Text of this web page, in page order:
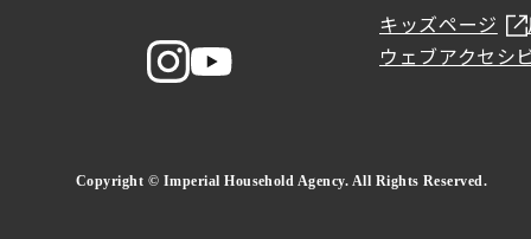
キッズページ
ウェブアクセシ
Copyright © Imperial Household Agency. All Rights Reserved.